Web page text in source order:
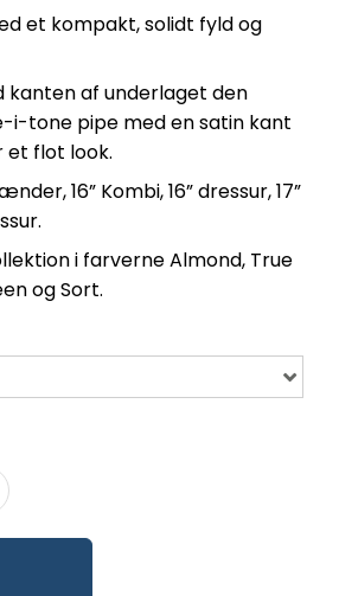
et kompakt, solidt fyld og
kanten af underlaget den
i-tone pipe med en satin kant
et flot look.
16” Kombi, 16” dressur, 17”
i farverne Almond, True
og Sort.